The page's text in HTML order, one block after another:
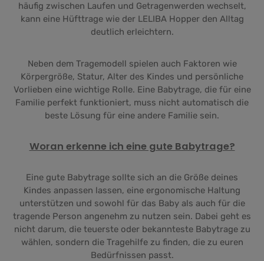
häufig zwischen Laufen und Getragenwerden wechselt,
kann eine Hüfttrage wie der LELIBA Hopper den Alltag
deutlich erleichtern.
Neben dem Tragemodell spielen auch Faktoren wie
Körpergröße, Statur, Alter des Kindes und persönliche
Vorlieben eine wichtige Rolle. Eine Babytrage, die für eine
Familie perfekt funktioniert, muss nicht automatisch die
beste Lösung für eine andere Familie sein.
Woran erkenne ich eine gute Babytrage?
Eine gute Babytrage sollte sich an die Größe deines
Kindes anpassen lassen, eine ergonomische Haltung
unterstützen und sowohl für das Baby als auch für die
tragende Person angenehm zu nutzen sein. Dabei geht es
nicht darum, die teuerste oder bekannteste Babytrage zu
wählen, sondern die Tragehilfe zu finden, die zu euren
Bedürfnissen passt.